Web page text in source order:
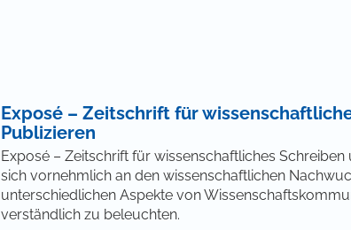
Exposé – Zeitschrift für
Publizieren
Exposé – Zeitschrift für wissenschaftliches
sich vornehmlich an den wissenschaftlichen
unterschiedlichen Aspekte von
verständlich zu beleuchten.